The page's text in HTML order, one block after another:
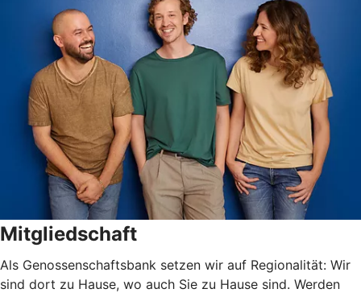
Mitgliedschaft
Als Genossenschaftsbank setzen wir auf Regionalität: Wir
sind dort zu Hause, wo auch Sie zu Hause sind. Werden